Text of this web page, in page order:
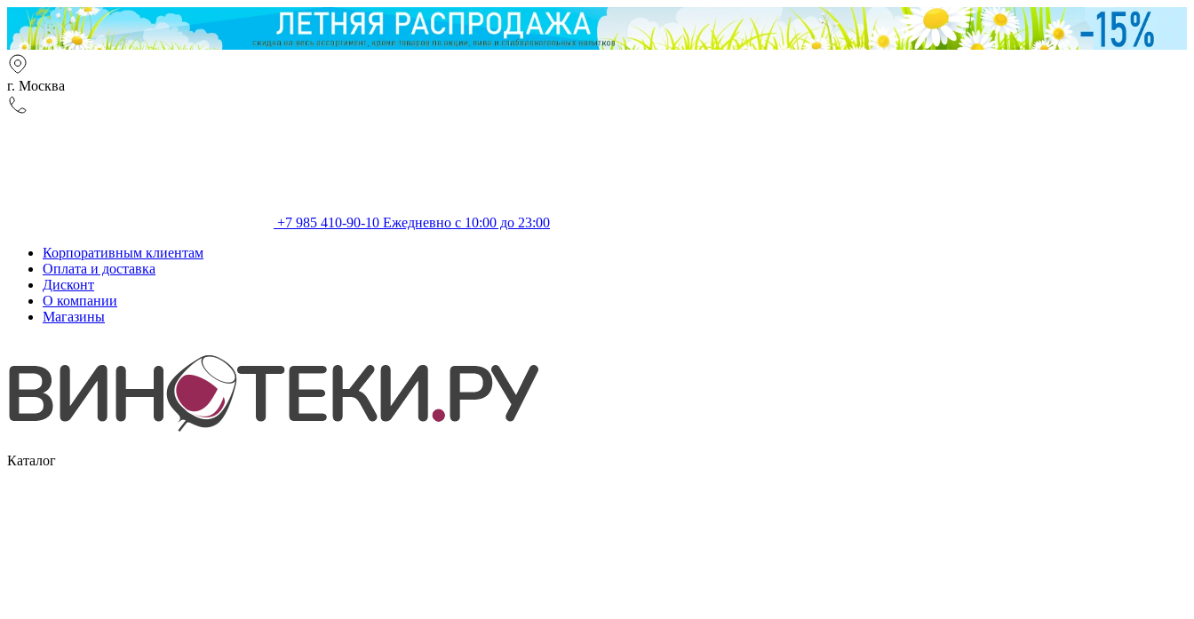
г. Москва
+7 985 410-90-10 Ежедневно с 10:00 до 23:00
Корпоративным клиентам
Оплата и доставка
Дисконт
О компании
Магазины
Каталог